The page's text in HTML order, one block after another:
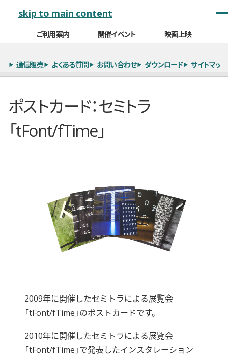
skip to main content
ご利用案内 開催イベント 映画上映
通信販売 よくある質問 お問い合わせ ダウンロード サイトマップ
ポストカード：セミトラ
「tFont/fTime」
2009年に開催したセミトラによる展覧会
「tFont/fTime」のポストカードです。
2010年に開催したセミトラによる展覧会
「tFont/fTime」で発表したインスタレーション